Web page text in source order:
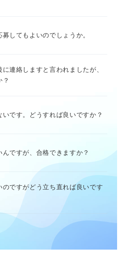
してもよいのでしょうか。
連絡しますと言われましたが、
？
いです。どうすれば良いですか？
ですが、合格できますか？
ですがどう立ち直れば良いです